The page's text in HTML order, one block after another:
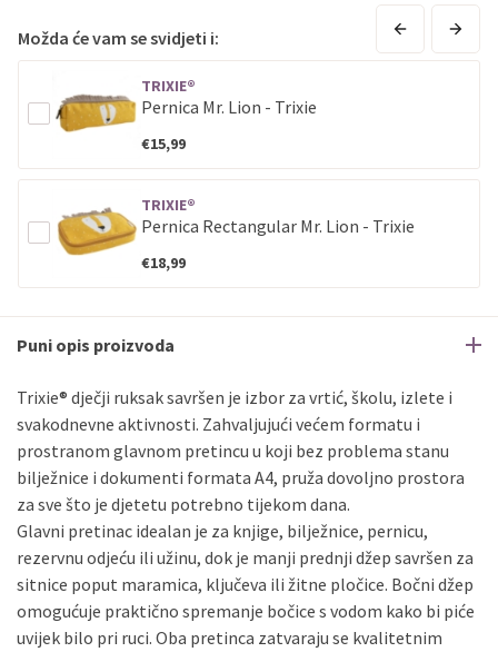
do12
Erste
Master do12rata
Sve banke
Maestro
Jednokratno
ECC
Možda će vam se svidjeti i:
TRIXIE®
Pernica Mr. Lion - Trixie
€15,99
TRIXIE®
Pernica Rectangular Mr. Lion - Trixie
€18,99
Puni opis proizvoda
Trixie® dječji ruksak savršen je izbor za vrtić, školu, izlete i
svakodnevne aktivnosti. Zahvaljujući većem formatu i
prostranom glavnom pretincu u koji bez problema stanu
bilježnice i dokumenti formata A4, pruža dovoljno prostora
za sve što je djetetu potrebno tijekom dana.
Glavni pretinac idealan je za knjige, bilježnice, pernicu,
rezervnu odjeću ili užinu, dok je manji prednji džep savršen za
sitnice poput maramica, ključeva ili žitne pločice. Bočni džep
omogućuje praktično spremanje bočice s vodom kako bi piće
uvijek bilo pri ruci. Oba pretinca zatvaraju se kvalitetnim